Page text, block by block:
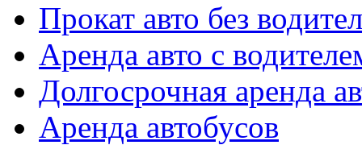
Прокат авто без
Аренда авто с
Долгосрочная аренда
Аренда автобусов